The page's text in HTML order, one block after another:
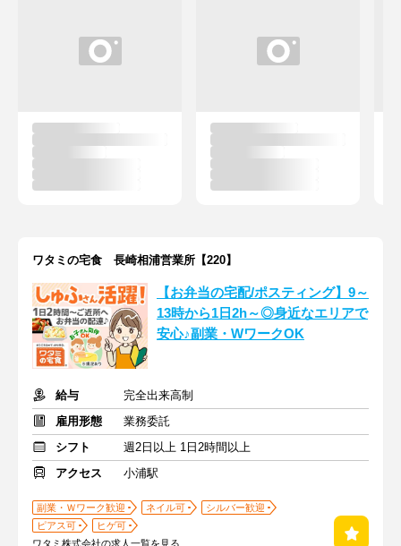
ワタミの宅食 長崎相浦営業所【220】
【お弁当の宅配/ポスティング】9～
13時から1日2h～◎身近なエリアで
安心♪副業・WワークOK
給与
完全出来高制
雇用形態
業務委託
シフト
週2日以上 1日2時間以上
アクセス
小浦駅
副業・Ｗワーク歓迎 ネイル可
シルバー歓迎
ピアス可
ヒゲ可
ワタミ株式会社の求人一覧を見る